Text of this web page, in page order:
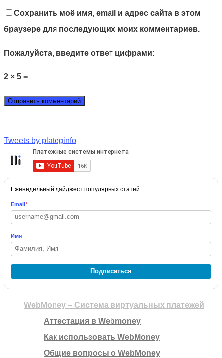
Сохранить моё имя, email и адрес сайта в этом
браузере для последующих моих комментариев.
Пожалуйста, введите ответ цифрами:
2 × 5 =
Tweets by plateginfo
Еженедельный дайджест популярных статей
Email*
Имя
Подписаться
WebMoney – Система виртуальных платежей
Аттестация в Webmoney
Как использовать WebMoney
Общие вопросы о WebMoney